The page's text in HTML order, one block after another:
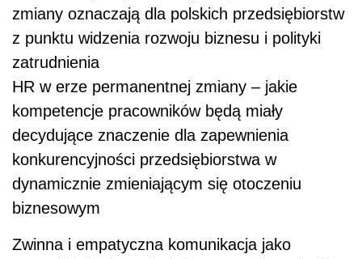
zmiany oznaczają dla polskich przedsiębiorstw
z punktu widzenia rozwoju biznesu i polityki
zatrudnienia
HR w erze permanentnej zmiany – jakie
kompetencje pracowników będą miały
decydujące znaczenie dla zapewnienia
konkurencyjności przedsiębiorstwa w
dynamicznie zmieniającym się otoczeniu
biznesowym
Zwinna i empatyczna komunikacja jako